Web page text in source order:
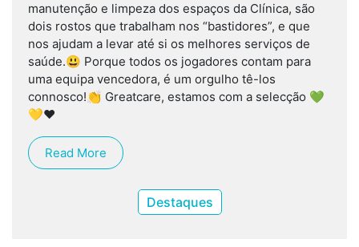
manutenção e limpeza dos espaços da Clínica, são
dois rostos que trabalham nos “bastidores”, e que
nos ajudam a levar até si os melhores serviços de
saúde.😃 Porque todos os jogadores contam para
uma equipa vencedora, é um orgulho tê-los
connosco!👏 Greatcare, estamos com a selecção 💚
💛❤️
Read More
Destaques